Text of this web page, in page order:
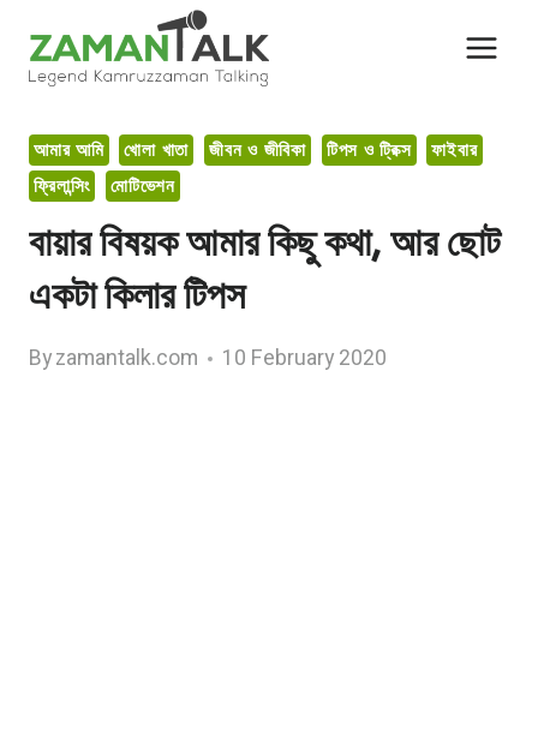
আমার আমি খোলা খাতা জীবন ও জীবিকা টিপস ও ট্রিক্স
ফাইবার
ফ্রিলান্সিং
মোটিভেশন
বায়ার বিষয়ক আমার কিছু কথা, আর ছোট
একটা কিলার টিপস
Byzamantalk.com 10 February 2020